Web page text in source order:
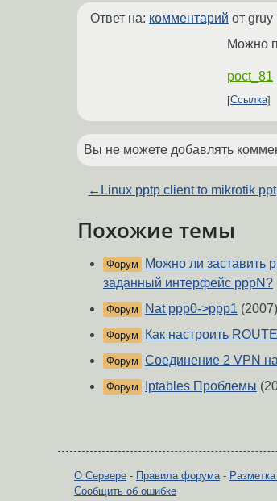
Ответ на: комментарий от gruy
Можно
poct_81
Ссылка
Вы не можете добавлять
← Linux pptp client to mikrotik
Похожие темы
Форум
Можно ли заставить
заданный интерфейс pppN?
Форум Nat ppp0->ppp1 (2007)
Форум Как настроить
Форум Соединение 2 VPN
Форум Iptables Проблемы
О Сервере - Правила форума-
Сообщить об ошибке